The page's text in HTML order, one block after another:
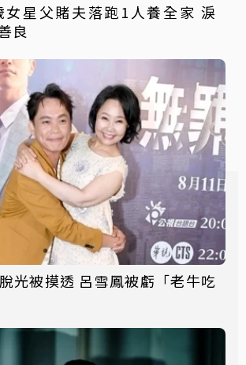
女星父賭夫落跑1人養全家 淚
良
光被摸透 呂雪鳳被虧「老牛吃